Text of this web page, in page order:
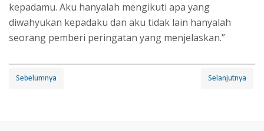
kepadamu. Aku hanyalah mengikuti apa yang
diwahyukan kepadaku dan aku tidak lain hanyalah
seorang pemberi peringatan yang menjelaskan.”
Sebelumnya Selanjutnya